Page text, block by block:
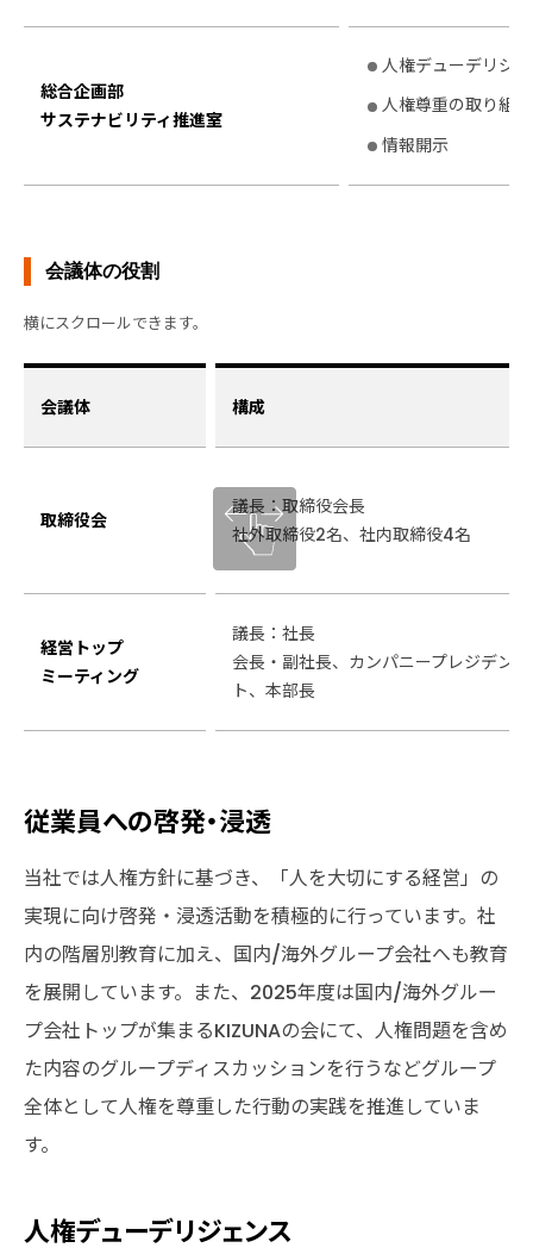
総合企画部
サステナビリティ推進室
人権デューデリジ
人権尊重の取り組
情報開示
会議体の役割
会議体 構成
取締役会
議長：取締役会長
社外取締役2名、社内取締役4名
経営トップ
ミーティング
議長：社長
会長・副社長、カンパニープレジデン
ト、本部長
従業員への啓発・浸透
当社では人権方針に基づき、「人を大切にする経営」の
実現に向け啓発・浸透活動を積極的に行っています。社
内の階層別教育に加え、国内/海外グループ会社へも教育
を展開しています。また、2025年度は国内/海外グルー
プ会社トップが集まるKIZUNAの会にて、人権問題を含め
た内容のグループディスカッションを行うなどグループ
全体として人権を尊重した行動の実践を推進していま
す。
人権デューデリジェンス